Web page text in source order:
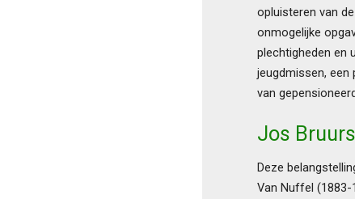
opluisteren van
onmogelijke
plechtigheden en
jeugdmissen,
van
Jos
Deze
Van Nuffel